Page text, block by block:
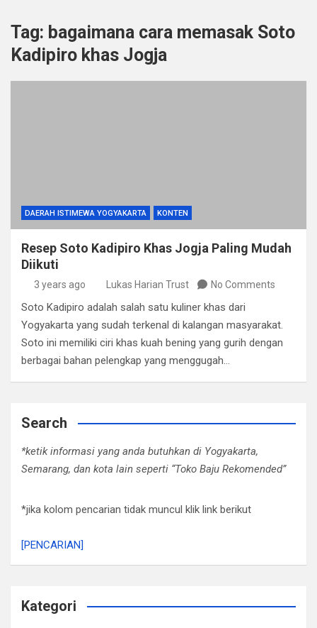
Tag: bagaimana cara memasak Soto
Kadipiro khas Jogja
DAERAH ISTIMEWA YOGYAKARTA KONTEN
Resep Soto Kadipiro Khas Jogja Paling Mudah
Diikuti
3 years ago Lukas Harian Trust No Comments
Soto Kadipiro adalah salah satu kuliner khas dari
Yogyakarta yang sudah terkenal di kalangan masyarakat.
Soto ini memiliki ciri khas kuah bening yang gurih dengan
berbagai bahan pelengkap yang menggugah…
Search
*ketik informasi yang anda butuhkan di Yogyakarta,
Semarang, dan kota lain seperti “Toko Baju Rekomended”
*jika kolom pencarian tidak muncul klik link berikut
[PENCARIAN]
Kategori